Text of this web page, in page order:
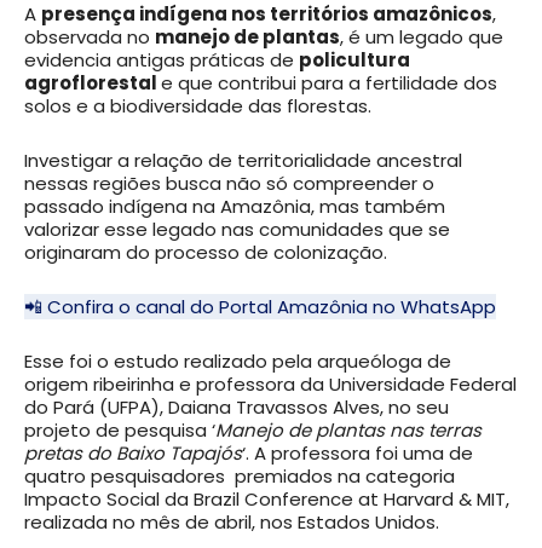
A presença indígena nos territórios amazônicos,
observada no manejo de plantas, é um legado que
evidencia antigas práticas de policultura
agroflorestale que contribui para a fertilidade dos
solos e a biodiversidade das florestas.
Investigar a relação de territorialidade ancestral
nessas regiões busca não só compreender o
passado indígena na Amazônia, mas também
valorizar esse legado nas comunidades que se
originaram do processo de colonização.
📲 Confira o canal do Portal Amazônia no WhatsApp
Esse foi o estudo realizado pela arqueóloga de
origem ribeirinha e professora da Universidade Federal
do Pará (UFPA), Daiana Travassos Alves, no seu
projeto de pesquisa ‘Manejo de plantas nas terras
pretas do Baixo Tapajós‘. A professora foi uma de
quatro pesquisadores premiados na categoria
Impacto Social da Brazil Conference at Harvard & MIT,
realizada no mês de abril, nos Estados Unidos.